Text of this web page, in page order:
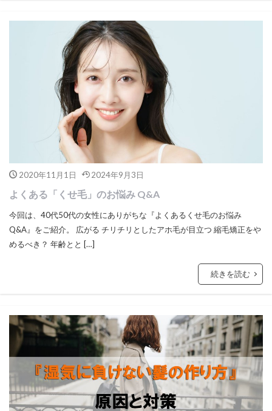
2020年11月1日 2024年9月3日
よくある「くせ毛」のお悩み Q&A
今回は、40代50代の女性にありがちな『よくあるくせ毛のお悩み
Q&A』をご紹介。 広がる チリチリとしたアホ毛が目立つ 縮毛矯正をや
めるべき？ 年齢とと […]
続きを読む